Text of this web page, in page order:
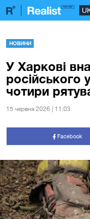
НОВИНИ
У Харкові
російського
чотири
15 червня 2026 | 11:03
Facebook